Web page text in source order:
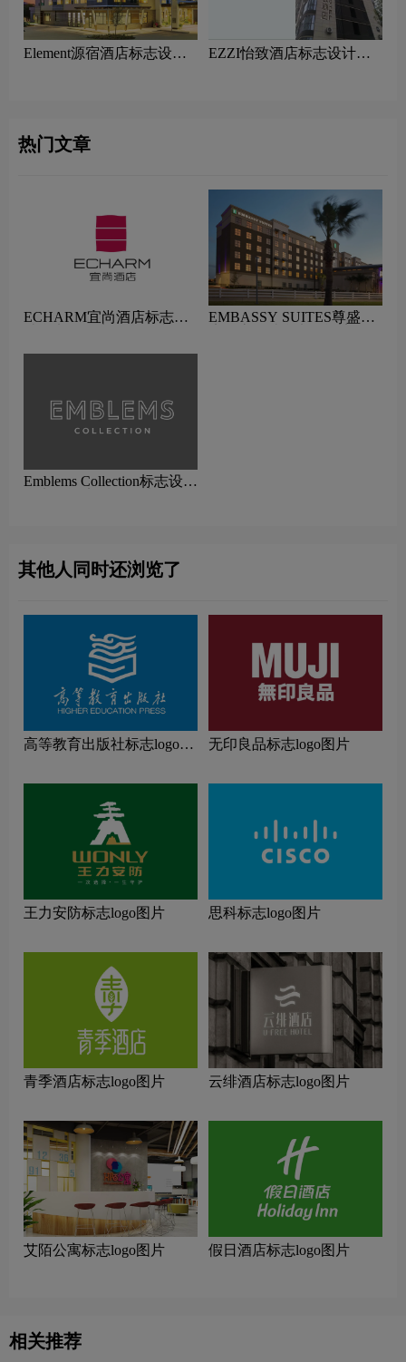
Element源宿酒店标志设计
EZZI怡致酒店标志设计含
热门文章
ECHARM宜尚酒店标志设
EMBASSY SUITES尊盛酒
Emblems Collection标志设计
其他人同时还浏览了
高等教育出版社标志logo图
无印良品标志logo图片
王力安防标志logo图片 思科标志logo图片
青季酒店标志logo图片 云绯酒店标志logo图片
艾陌公寓标志logo图片 假日酒店标志logo图片
相关推荐